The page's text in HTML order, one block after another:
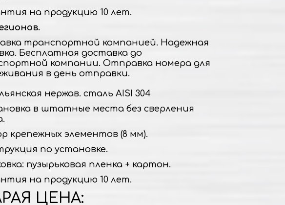
на продукцию 10 лет.
транспортной компанией. Надежная
Бесплатная доставка до
компании. Отправка номера для
в день отправки.
нержав. сталь AISI 304
в штатные места без сверления
крепежных элементов (8 мм).
по установке.
пузырьковая пленка + картон.
на продукцию 10 лет.
ЦЕНА: